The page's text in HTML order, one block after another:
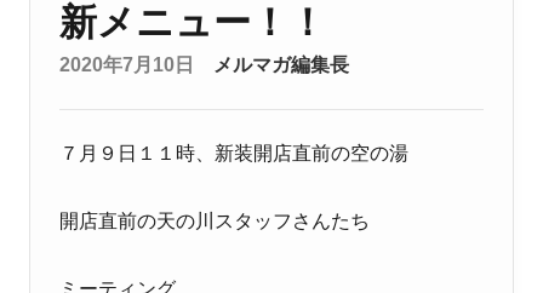
新メニュー！！
2020年7月10日 メルマガ編集長
７月９日１１時、新装開店直前の空の湯
開店直前の天の川スタッフさんたち
ミーティング